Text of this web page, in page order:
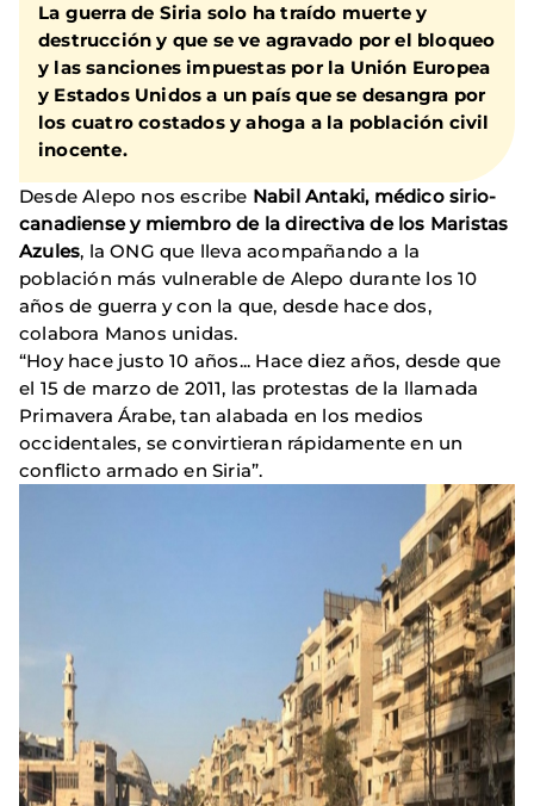
La guerra de Siria solo ha traído muerte y
destrucción y que se ve agravado por el bloqueo
y las sanciones impuestas por la Unión Europea
y Estados Unidos a un país que se desangra por
los cuatro costados y ahoga a la población civil
inocente.
Desde Alepo nos escribe Nabil Antaki, médico sirio-
canadiense y miembro de la directiva de los Maristas
Azules, la ONG que lleva acompañando a la
población más vulnerable de Alepo durante los 10
años de guerra y con la que, desde hace dos,
colabora Manos unidas.
“Hoy hace justo 10 años... Hace diez años, desde que
el 15 de marzo de 2011, las protestas de la llamada
Primavera Árabe, tan alabada en los medios
occidentales, se convirtieran rápidamente en un
conflicto armado en Siria”.